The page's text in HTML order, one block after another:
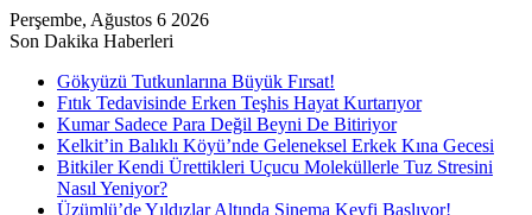
Perşembe, Ağustos 6 2026
Son Dakika Haberleri
Gökyüzü Tutkunlarına Büyük Fırsat!
Fıtık Tedavisinde Erken Teşhis Hayat Kurtarıyor
Kumar Sadece Para Değil Beyni De Bitiriyor
Kelkit’in Balıklı Köyü’nde Geleneksel Erkek Kına Gecesi
Bitkiler Kendi Ürettikleri Uçucu Moleküllerle Tuz Stresini
Nasıl Yeniyor?
Üzümlü’de Yıldızlar Altında Sinema Keyfi Başlıyor!